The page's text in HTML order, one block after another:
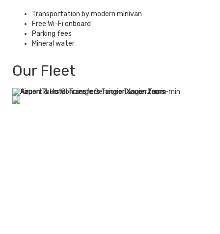
Transportation by modern minivan
Free Wi-Fi onboard
Parking fees
Mineral water
Our Fleet